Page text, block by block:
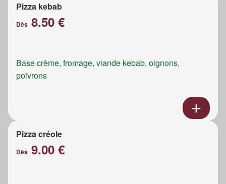
Pizza kebab
Dès 8.50 €
Base crème, fromage, viande kebab, oignons,
poivrons
Pizza créole
Dès 9.00 €